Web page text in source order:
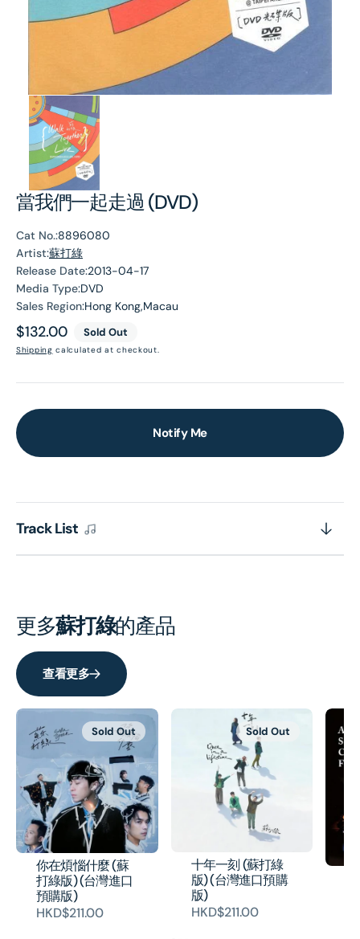
當我們一起走過 (DVD)
Cat No.:8896080
Artist:蘇打綠
Release Date:2013-04-17
Media Type:DVD
Sales Region:Hong Kong,Macau
Regular
price
$132.00 Sold Out
Shipping calculated at checkout.
Notify Me
Track List
更多蘇打綠的產品
查看更多
你在煩惱什麼 (蘇
打綠版) (台灣進口
預購版)
HKD$211.00
Sold Out
十年一刻 (蘇打綠
版) (台灣進口預購
版)
HKD$211.00
Sold Out